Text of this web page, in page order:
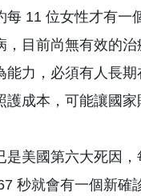
每 11 位女性才有一
，目前尚無有效的
能力，必須有人長
護成本，可能讓國家
是美國第六大死因
秒就會有一個新確